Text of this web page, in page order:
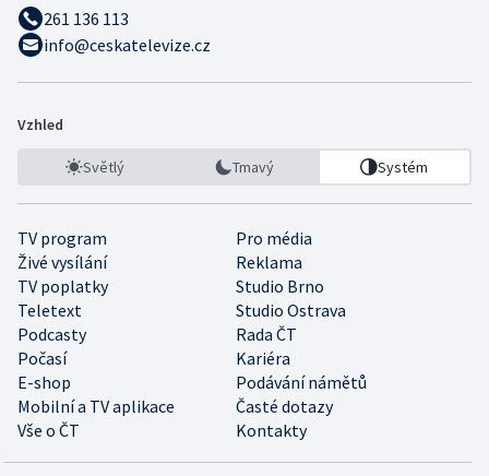
261 136 113
info@ceskatelevize.cz
Vzhled
Světlý Tmavý Systém
TV program
Pro média
Živé vysílání
Reklama
TV poplatky
Studio Brno
Teletext
Studio Ostrava
Podcasty
Rada ČT
Počasí
Kariéra
E-shop
Podávání námětů
Mobilní a TV aplikace
Časté dotazy
Vše o ČT
Kontakty